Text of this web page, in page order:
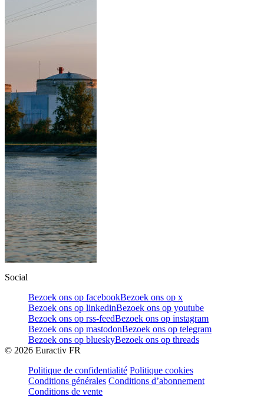
Social
Bezoek ons op facebookBezoek ons op x
Bezoek ons op linkedinBezoek ons op youtube
Bezoek ons op rss-feedBezoek ons op instagram
Bezoek ons op mastodonBezoek ons op telegram
Bezoek ons op blueskyBezoek ons op threads
© 2026 Euractiv FR
Politique de confidentialité Politique cookies
Conditions générales Conditions d’abonnement
Conditions de vente